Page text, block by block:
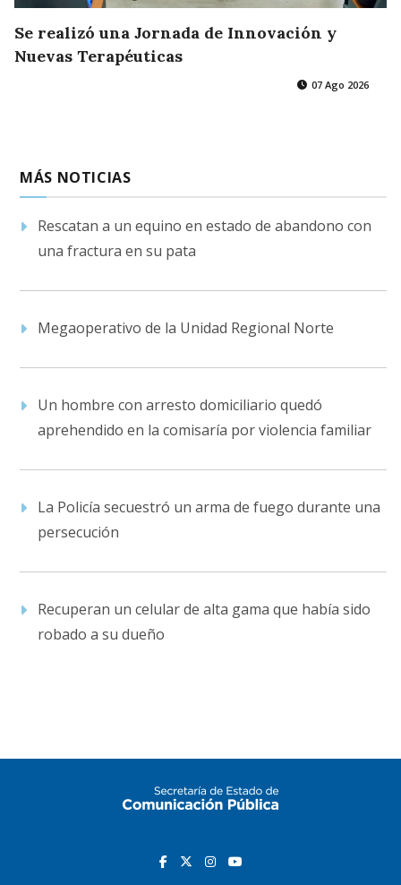
Se realizó una Jornada de Innovación y
Nuevas Terapéuticas
07 Ago 2026
MÁS NOTICIAS
Rescatan a un equino en estado de abandono con
una fractura en su pata
Megaoperativo de la Unidad Regional Norte
Un hombre con arresto domiciliario quedó
aprehendido en la comisaría por violencia familiar
La Policía secuestró un arma de fuego durante una
persecución
Recuperan un celular de alta gama que había sido
robado a su dueño